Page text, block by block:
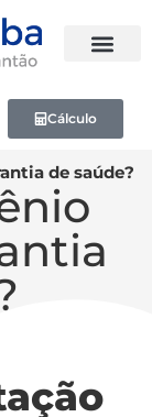
Cálculo
de saúde?